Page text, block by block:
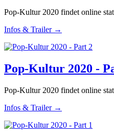
Pop-Kultur 2020 findet online
Infos & Trailer →
Pop-Kultur 2020 -
Pop-Kultur 2020 findet online
Infos & Trailer →